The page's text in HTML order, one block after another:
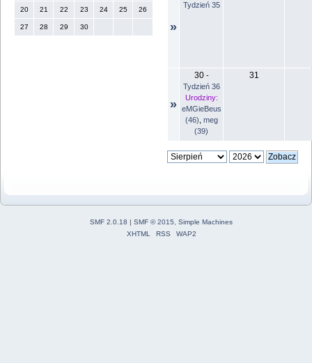
20 21 22 23 24 25 26
27 28 29 30 »
Tydzień 35
»
30-
Tydzień 36
Urodziny:
eMGieBeus
(46) meg
(39)
31
SMF 2.0.18 | SMF © 2015
Simple Machines
XHTML
RSS WAP2